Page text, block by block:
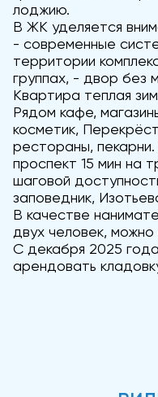
лоджию.
В ЖК уделяется
- современные
территории
группах, - двор без
Квартира теплая
Рядом кафе,
косметик,
рестораны,
проспект 15 мин на
шаговой
заповедник,
В качестве
двух человек,
С декабря 2025
арендовать